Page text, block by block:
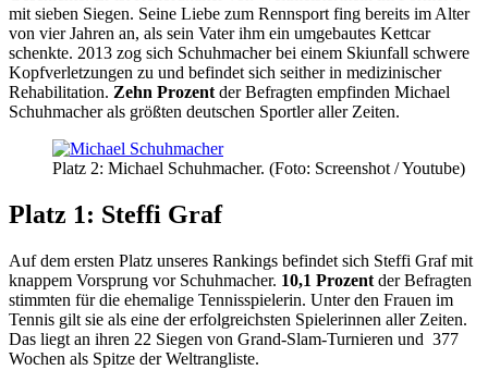
mit sieben Siegen. Seine Liebe zum Rennsport fing bereits im Alter
von vier Jahren an, als sein Vater ihm ein umgebautes Kettcar
schenkte. 2013 zog sich Schuhmacher bei einem Skiunfall schwere
Kopfverletzungen zu und befindet sich seither in medizinischer
Rehabilitation. Zehn Prozent der Befragten empfinden Michael
Schuhmacher als größten deutschen Sportler aller Zeiten.
Platz 2: Michael Schuhmacher. (Foto: Screenshot / Youtube)
Platz 1: Steffi Graf
Auf dem ersten Platz unseres Rankings befindet sich Steffi Graf mit
knappem Vorsprung vor Schuhmacher. 10,1 Prozent der Befragten
stimmten für die ehemalige Tennisspielerin. Unter den Frauen im
Tennis gilt sie als eine der erfolgreichsten Spielerinnen aller Zeiten.
Das liegt an ihren 22 Siegen von Grand-Slam-Turnieren und 377
Wochen als Spitze der Weltrangliste.